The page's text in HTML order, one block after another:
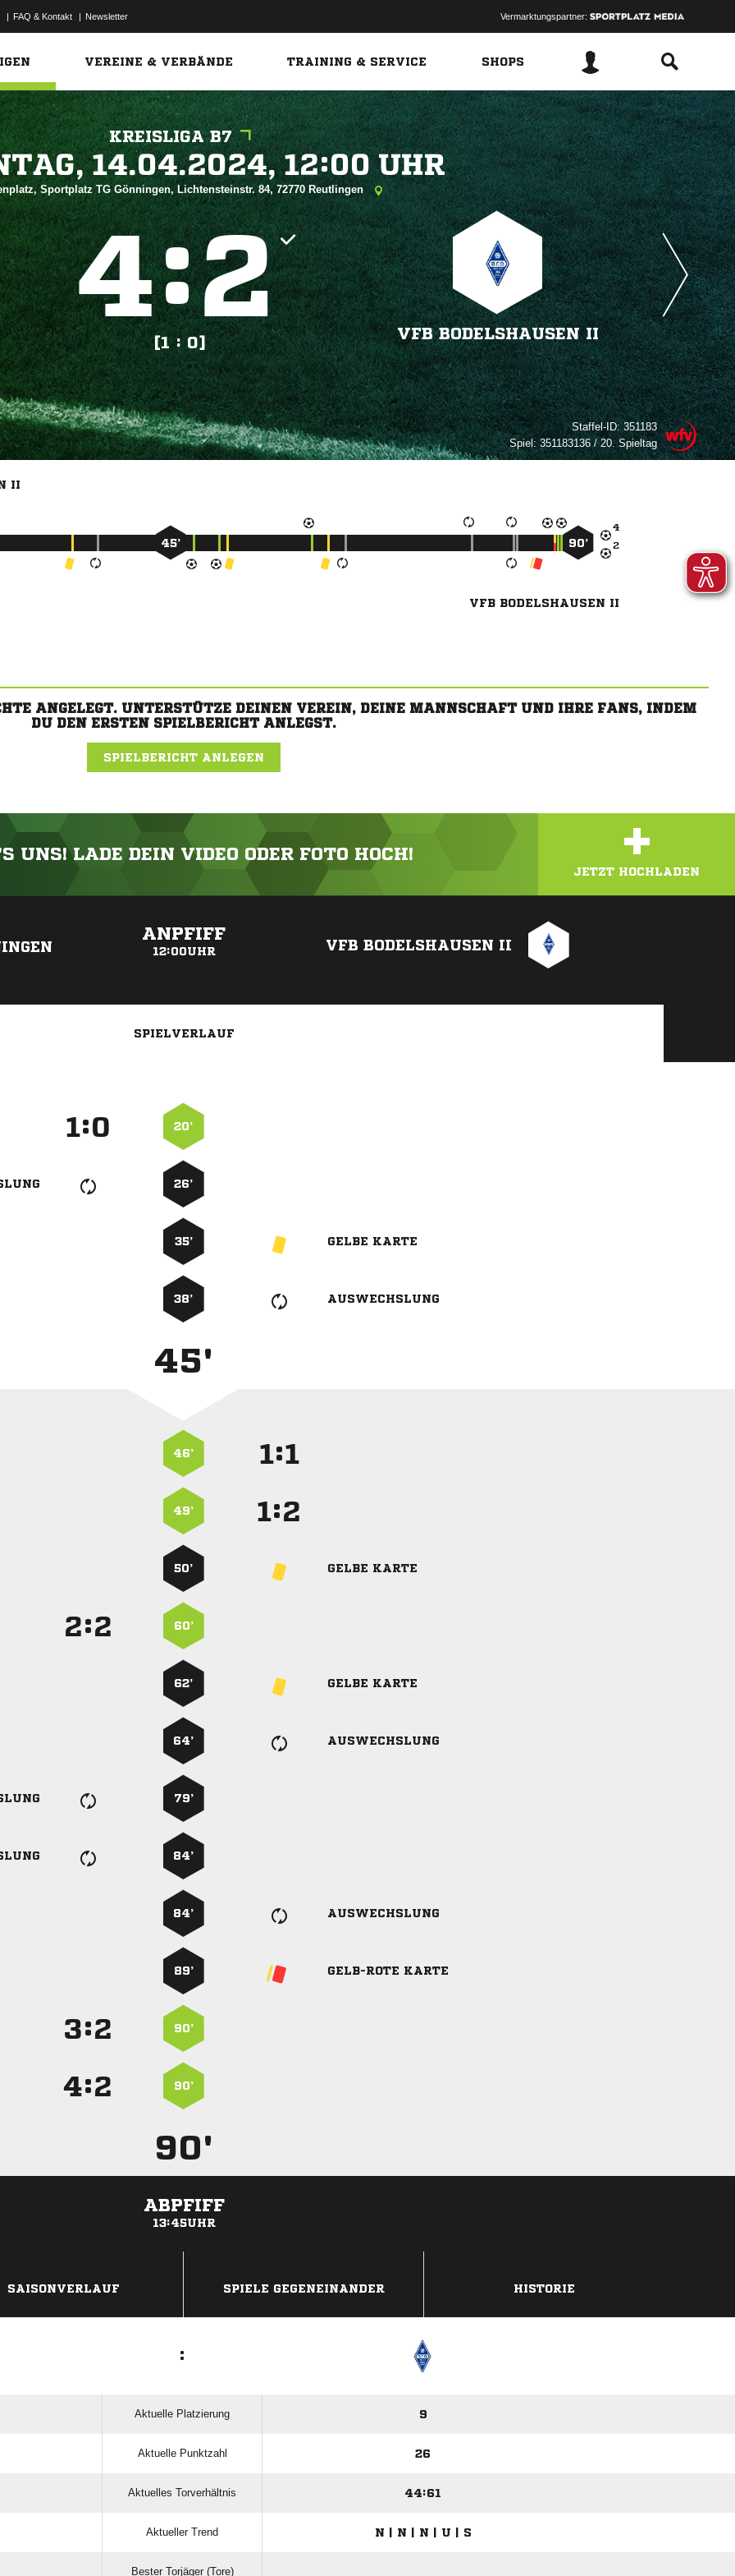
| FAQ & Kontakt | Newsletter Vermarktungspartner:
VEREINE & VERBÄNDE TRAINING & SERVICE SHOPS
KREISLIGA B7
  
Sportplatz TG Gönningen, Lichtensteinstr. 84, 72770 Reutlingen
:
[1 : 0]
VFB BODELSHAUSEN II
Staffel-ID:351183
Spiel:351183136 / 20. Spieltag
II


45’ 90’
VFB BODELSHAUSEN II
ANGELEGT. UNTERSTÜTZE DEINEN VEREIN, DEINE MANNSCHAFT UND IHRE FANS, INDEM
DU DEN ERSTEN SPIELBERICHT ANLEGST.
SPIELBERICHT ANLEGEN
UNS! LADE DEIN VIDEO ODER FOTO HOCH! +
JETZT HOCHLADEN
ANPFIFF
12:00UHR VFB BODELSHAUSEN II
SPIELVERLAUF
: 20’
26’
35’ GELBE KARTE
38’ AUSWECHSLUNG
45'
46’ :
49’ :
50’ GELBE KARTE
: 60’
62’ GELBE KARTE
64’ AUSWECHSLUNG
79’
84’
84’ AUSWECHSLUNG
89’ GELB-ROTE KARTE
: 90’
: 90’
90'
ABPFIFF
13:45UHR
SAISONVERLAUF SPIELE GEGENEINANDER HISTORIE
:
Aktuelle Platzierung 9
Aktuelle Punktzahl 26
Aktuelles Torverhältnis 44:61
Aktueller Trend N | N | N | U | S
Bester Torjäger (Tore)